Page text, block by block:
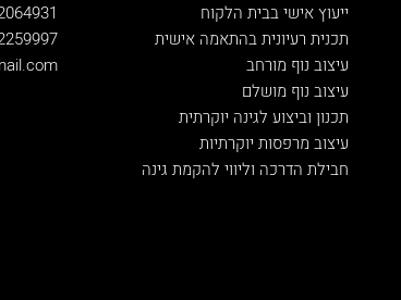
ייעוץ אישי בבית הלקוח
תכנית רעיונית בהתאמה אישית
עיצוב נוף מורחב
עיצוב נוף מושלם
תכנון וביצוע לגינה יוקרתית
עיצוב מרפסות יוקרתיות
חבילת הדרכה וליווי להקמת גינה